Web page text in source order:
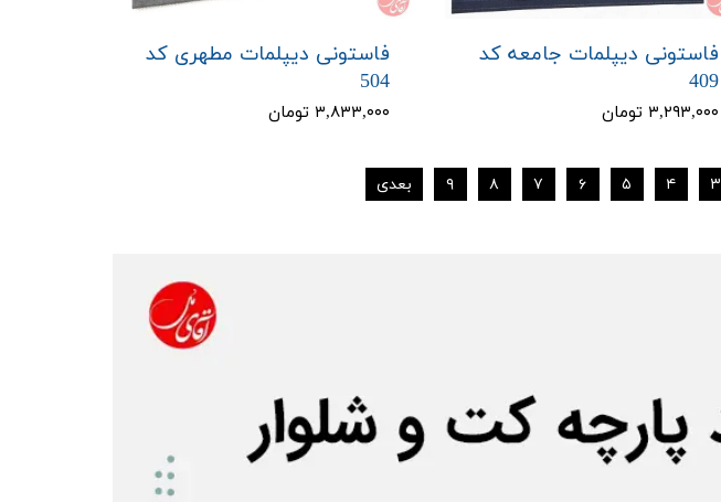
فاستونی دیپلمات جامعه کد
409
۳,۲۹۳,۰۰۰ تومان
فاستونی دیپلمات مطهری کد
504
۳,۸۳۳,۰۰۰ تومان
۳ ۴ ۵ ۶ ۷ ۸ ۹ بعدی